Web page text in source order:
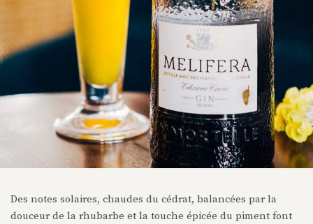
Des notes solaires, chaudes du cédrat, balancées par la
douceur de la rhubarbe et la touche épicée du piment font